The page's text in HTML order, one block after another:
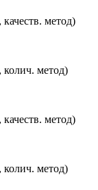
метод)
метод)
метод)
метод)